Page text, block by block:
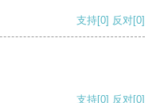
支持[0] 反对[0]
支持[0] 反对[0]